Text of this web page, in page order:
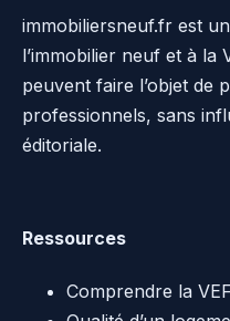
immobiliersneuf.fr est
l’immobilier neuf et à la
peuvent faire l’objet de
professionnels, sans
éditoriale.
Ressources
Comprendre la